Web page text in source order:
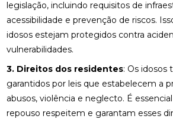
legislação, incluindo requisitos de
acessibilidade e prevenção de riscos.
idosos estejam protegidos contra
vulnerabilidades.
3. Direitos dos residentes: Os idosos
garantidos por leis que estabelecem a
abusos, violência e neglecto. É
repouso respeitem e garantam esses